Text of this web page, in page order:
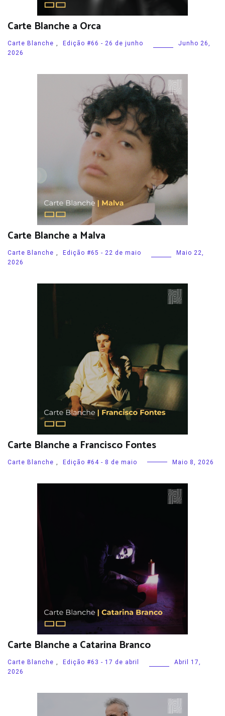
Carte Blanche a Orca
Carte Blanche , Edição #66 - 26 de junho
Junho 26,
2026
Carte Blanche a Malva
Carte Blanche , Edição #65 - 22 de maio
Maio 22,
2026
Carte Blanche a Francisco Fontes
Carte Blanche , Edição #64 - 8 de maio Maio 8, 2026
Carte Blanche a Catarina Branco
Carte Blanche , Edição #63 - 17 de abril
Abril 17,
2026